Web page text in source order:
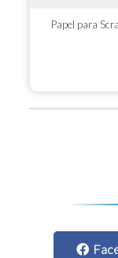
Papel para